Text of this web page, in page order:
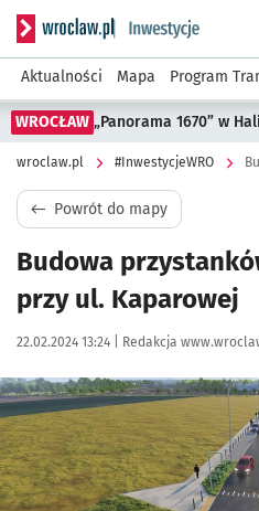
Serwis informacyjny
Aktualności Mapa Program
WROCŁAW „Panorama 1670” w
wroclaw.pl #InwestycjeWRO
Powrót do mapy
Budowa
przy ul. Kaparowej
Data publikacji:
22.02.2024 13:24 | Autor:
Redakcja
Kliknij, aby powiększyć